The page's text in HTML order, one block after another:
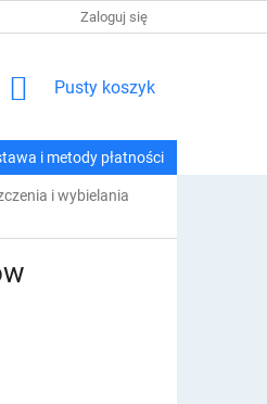
ZAKUPÓW
Zaloguj się
KOSZYK
Pusty koszyk
i metody płatności
i wybielania